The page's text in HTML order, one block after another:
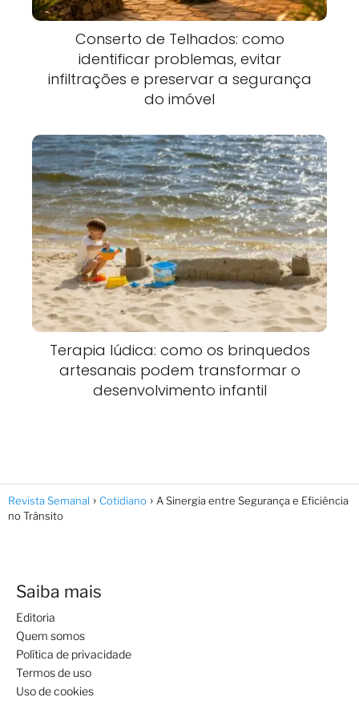
Conserto de Telhados: como
identificar problemas, evitar
infiltrações e preservar a segurança
do imóvel
Terapia lúdica: como os brinquedos
artesanais podem transformar o
desenvolvimento infantil
Revista Semanal Cotidiano
A Sinergia entre Segurança e Eficiência
no Trânsito
Saiba mais
Editoria
Quem somos
Política de privacidade
Termos de uso
Uso de cookies